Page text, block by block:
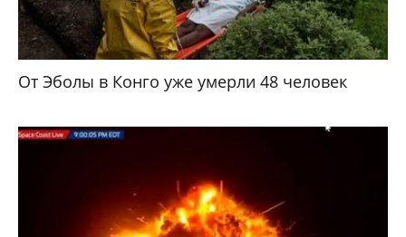
От Эболы в Конго уже умерли 48 человек